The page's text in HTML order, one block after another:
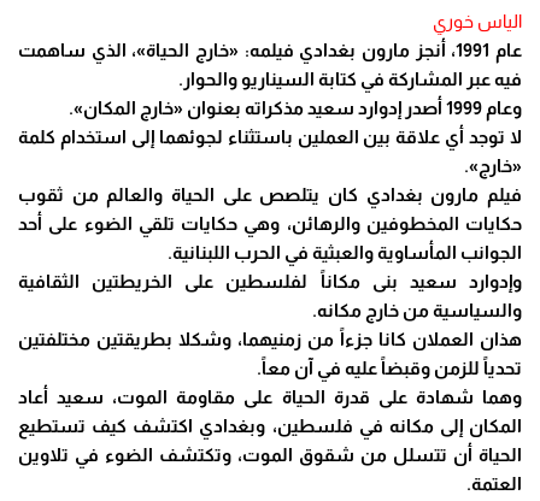
الياس خوري
عام 1991، أنجز مارون بغدادي فيلمه: «خارج الحياة»، الذي ساهمت
فيه عبر المشاركة في كتابة السيناريو والحوار.
وعام 1999 أصدر إدوارد سعيد مذكراته بعنوان «خارج المكان».
لا توجد أي علاقة بين العملين باستثناء لجوئهما إلى استخدام كلمة
«خارج».
فيلم مارون بغدادي كان يتلصص على الحياة والعالم من ثقوب
حكايات المخطوفين والرهائن، وهي حكايات تلقي الضوء على أحد
الجوانب المأساوية والعبثية في الحرب اللبنانية.
وإدوارد سعيد بنى مكاناً لفلسطين على الخريطتين الثقافية
والسياسية من خارج مكانه.
هذان العملان كانا جزءاً من زمنيهما، وشكلا بطريقتين مختلفتين
تحدياً للزمن وقبضاً عليه في آن معاً.
وهما شهادة على قدرة الحياة على مقاومة الموت، سعيد أعاد
المكان إلى مكانه في فلسطين، وبغدادي اكتشف كيف تستطيع
الحياة أن تتسلل من شقوق الموت، وتكتشف الضوء في تلاوين
العتمة.